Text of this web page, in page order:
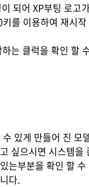
되어 XP부팅 로고
를 이용하여 재시
는 클럭을 확인 할
있게 만들어 진 모
싶으시면 시스템
는부분을 확인 할
다.